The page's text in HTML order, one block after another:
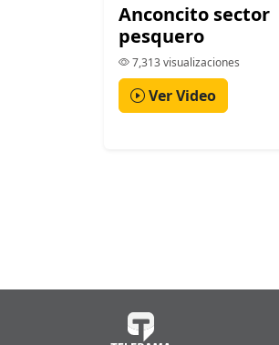
Anconcito sector
pesquero
7,313 visualizaciones
Ver Video